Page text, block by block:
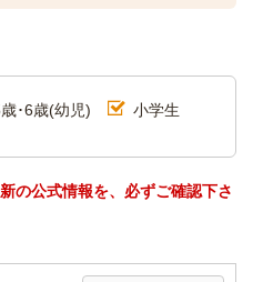
･6歳(幼児)
小学生
の公式情報を、必ずご確認下さ